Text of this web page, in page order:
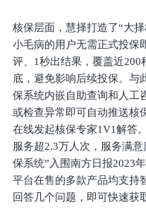
核保层面，慧择打造了“大
小毛病的用户无需正式投保
评、1秒出结果，覆盖近
底，避免影响后续投保。与
保系统内嵌自助查询和人工
或检查异常即可自动推送核
在线发起核保专家1V1解答
服务超2.3万人次，服务满
保系统”入围南方日报2023
平台在售的多款产品均支持
回答几个问题，即可快速获